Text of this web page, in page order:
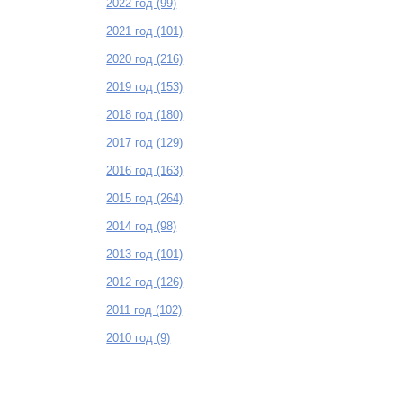
2022 год (99)
2021 год (101)
2020 год (216)
2019 год (153)
2018 год (180)
2017 год (129)
2016 год (163)
2015 год (264)
2014 год (98)
2013 год (101)
2012 год (126)
2011 год (102)
2010 год (9)